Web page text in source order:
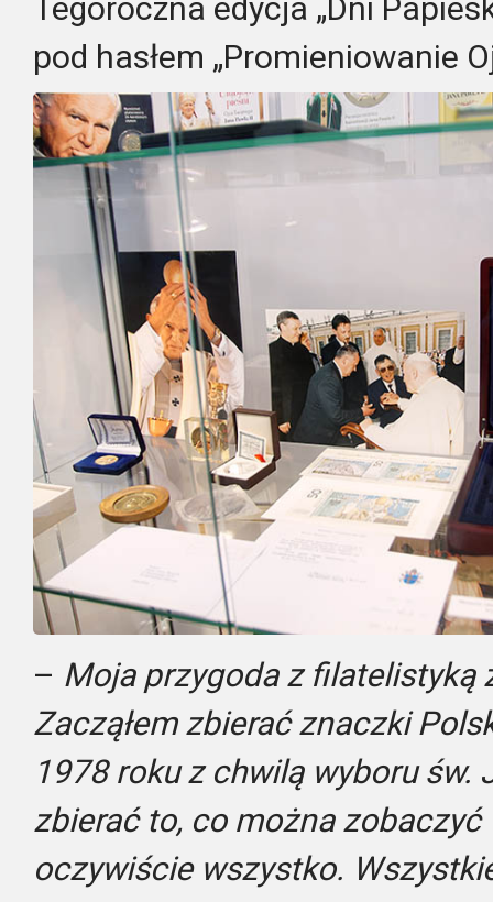
Tegoroczna edycja „Dni
pod hasłem „Promieniowanie
– Moja przygoda z filatelistyką
Zacząłem zbierać znaczki
1978 roku z chwilą wyboru św.
zbierać to, co można
oczywiście wszystko.